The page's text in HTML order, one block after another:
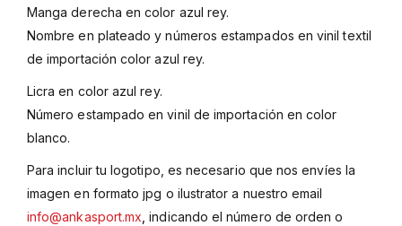
Manga derecha en color azul rey.
Nombre en plateado y números estampados en vinil textil
de importación color azul rey.
Licra en color azul rey.
Número estampado en vinil de importación en color
blanco.
Para incluir tu logotipo, es necesario que nos envíes la
imagen en formato jpg o ilustrator a nuestro email
info@ankasport.mx indicando el número de orden o